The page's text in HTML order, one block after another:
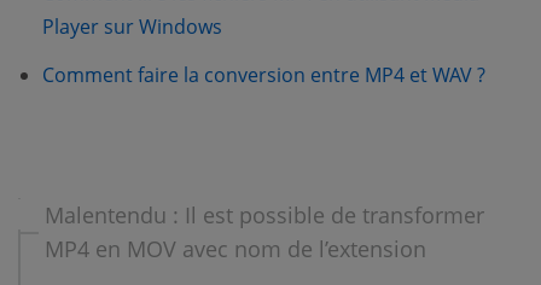
Player sur Windows
Comment faire la conversion entre MP4 et WAV ?
Malentendu : Il est possible de transformer
MP4 en MOV avec nom de l’extension